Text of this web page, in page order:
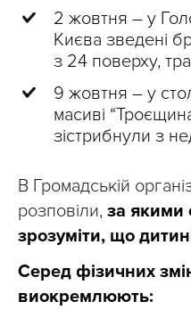
2 жовтня – у
Києва зведені
з 24 поверху,
9 жовтня – у
масиві
зістрибнули з
В Громадській
розповіли, за якими
зрозуміти, що
Серед фізичних
виокремлюють: